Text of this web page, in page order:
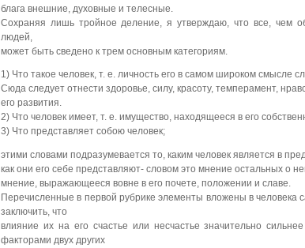
блага внешние, духовные и телесные.
Сохраняя лишь тройное деление, я утверждаю, что все, чем
людей,
может быть сведено к трем основным категориям.
1) Что такое человек, т. е. личность его в самом широком смысле
Сюда следует отнести здоровье, силу, красоту, темперамент,
его развития.
2) Что человек имеет, т. е. имущество, находящееся в его
3) Что представляет собою человек;
этими словами подразумевается то, каким человек является в
как они его себе представляют- словом это мнение остальных о
мнение, выражающееся вовне в его почете, положении и славе.
Перечисленные в первой рубрике элементы вложены в человека
заключить, что
влияние их на его счастье или несчастье значительно
факторами двух других